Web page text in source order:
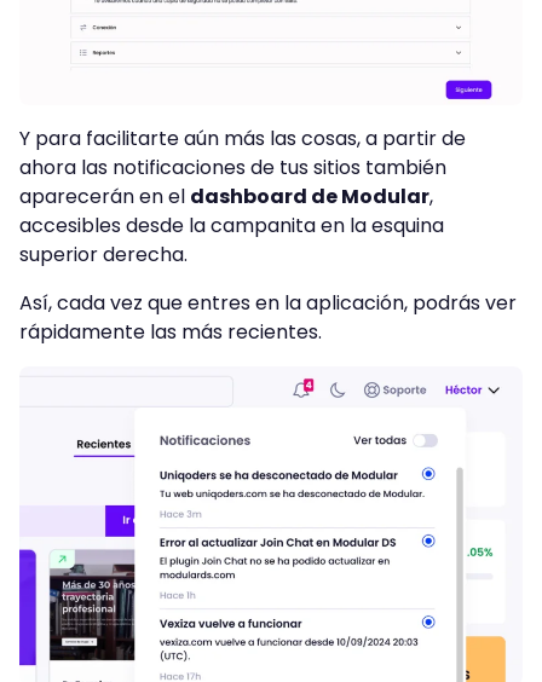
Y para facilitarte aún más las cosas, a partir de
ahora las notificaciones de tus sitios también
aparecerán en el dashboard de Modular,
accesibles desde la campanita en la esquina
superior derecha.
Así, cada vez que entres en la aplicación, podrás ver
rápidamente las más recientes.